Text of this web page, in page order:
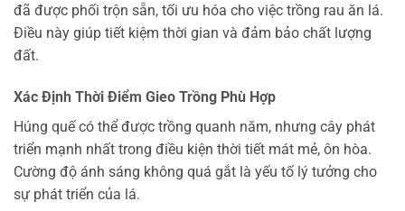
đã được phối trộn sẵn, tối ưu hóa cho việc trồng rau ăn lá.
Điều này giúp tiết kiệm thời gian và đảm bảo chất lượng
đất.
Xác Định Thời Điểm Gieo Trồng Phù Hợp
Húng quế có thể được trồng quanh năm, nhưng cây phát
triển mạnh nhất trong điều kiện thời tiết mát mẻ, ôn hòa.
Cường độ ánh sáng không quá gắt là yếu tố lý tưởng cho
sự phát triển của lá.